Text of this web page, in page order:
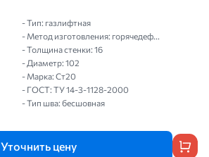
- Тип: газлифтная
- Метод изготовления: горячедеф...
- Толщина стенки: 16
- Диаметр: 102
- Марка: Ст20
- ГОСТ: ТУ 14-3-1128-2000
- Тип шва: бесшовная
Уточнить цену